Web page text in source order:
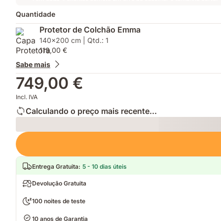
Quantidade
Protetor de Colchão Emma
140x200 cm | Qtd.: 1
119,00 €
Sabe mais
749,00 €
Incl. IVA
Calculando o preço mais recente...
Loading
Entrega Gratuita: 5 - 10 dias úteis
Devolução Gratuita
100 noites de teste
10 anos de Garantia